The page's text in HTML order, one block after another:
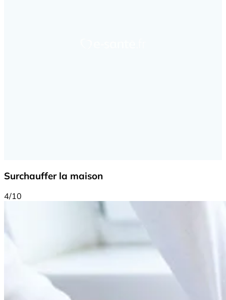
Surchauffer la maison
4/10